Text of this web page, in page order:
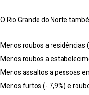
O Rio Grande do Norte
Menos roubos a residências
Menos roubos a
Menos assaltos a pessoas
Menos furtos (- 7,9%) e